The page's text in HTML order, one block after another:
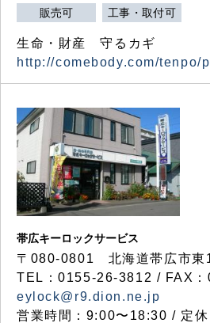
販売可 工事・取付可
生命・財産 守るカギ
http://comebody.com/tenpo/
帯広キーロックサービス
〒080-0801 北海道帯広市東
TEL：0155-26-3812 / FAX
eylock@r9.dion.ne.jp
営業時間：9:00〜18:30 / 定休